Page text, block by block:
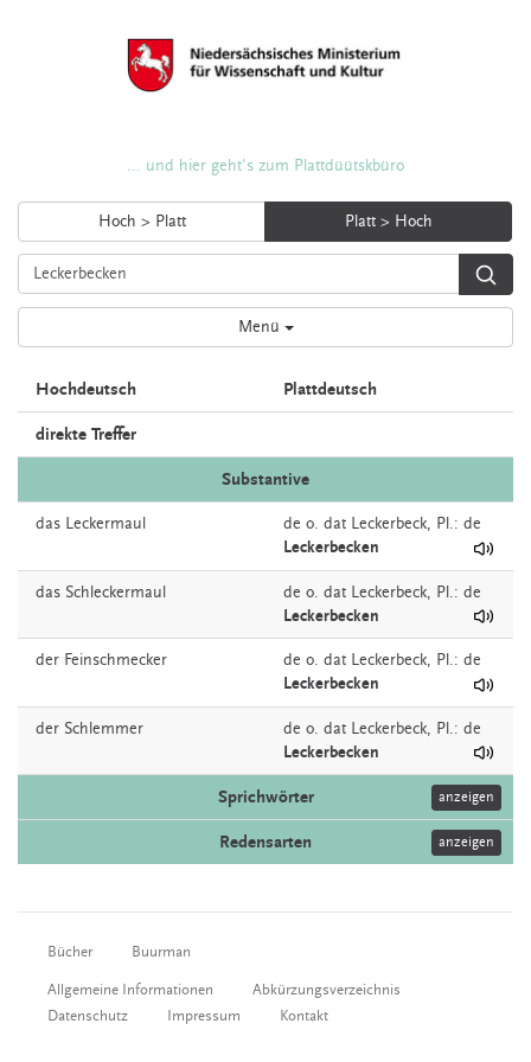
... und hier geht's zum Plattdüütskbüro
Hoch > Platt Platt > Hoch
Menü
Hochdeutsch Plattdeutsch
direkte Treffer
Substantive
das Leckermaul de o. dat Leckerbeck, Pl.: de
Leckerbecken
das Schleckermaul de o. dat Leckerbeck, Pl.: de
Leckerbecken
der Feinschmecker de o. dat Leckerbeck, Pl.: de
Leckerbecken
der Schlemmer de o. dat Leckerbeck, Pl.: de
Leckerbecken
Sprichwörter anzeigen
Redensarten anzeigen
Bücher Buurman
Allgemeine Informationen
Abkürzungsverzeichnis
Datenschutz
Impressum Kontakt